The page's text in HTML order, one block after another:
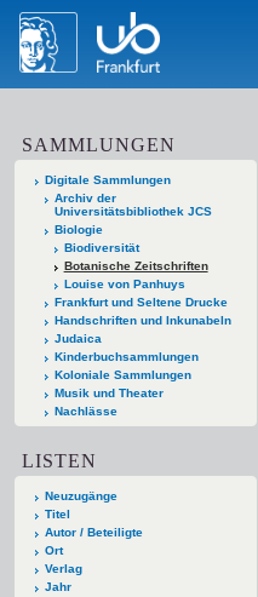
SAMMLUNGEN
Digitale Sammlungen
Archiv der
Universitätsbibliothek JCS
Biologie
Biodiversität
Botanische Zeitschriften
Louise von Panhuys
Frankfurt und Seltene Drucke
Handschriften und Inkunabeln
Judaica
Kinderbuchsammlungen
Koloniale Sammlungen
Musik und Theater
Nachlässe
LISTEN
Neuzugänge
Titel
Autor / Beteiligte
Ort
Verlag
Jahr